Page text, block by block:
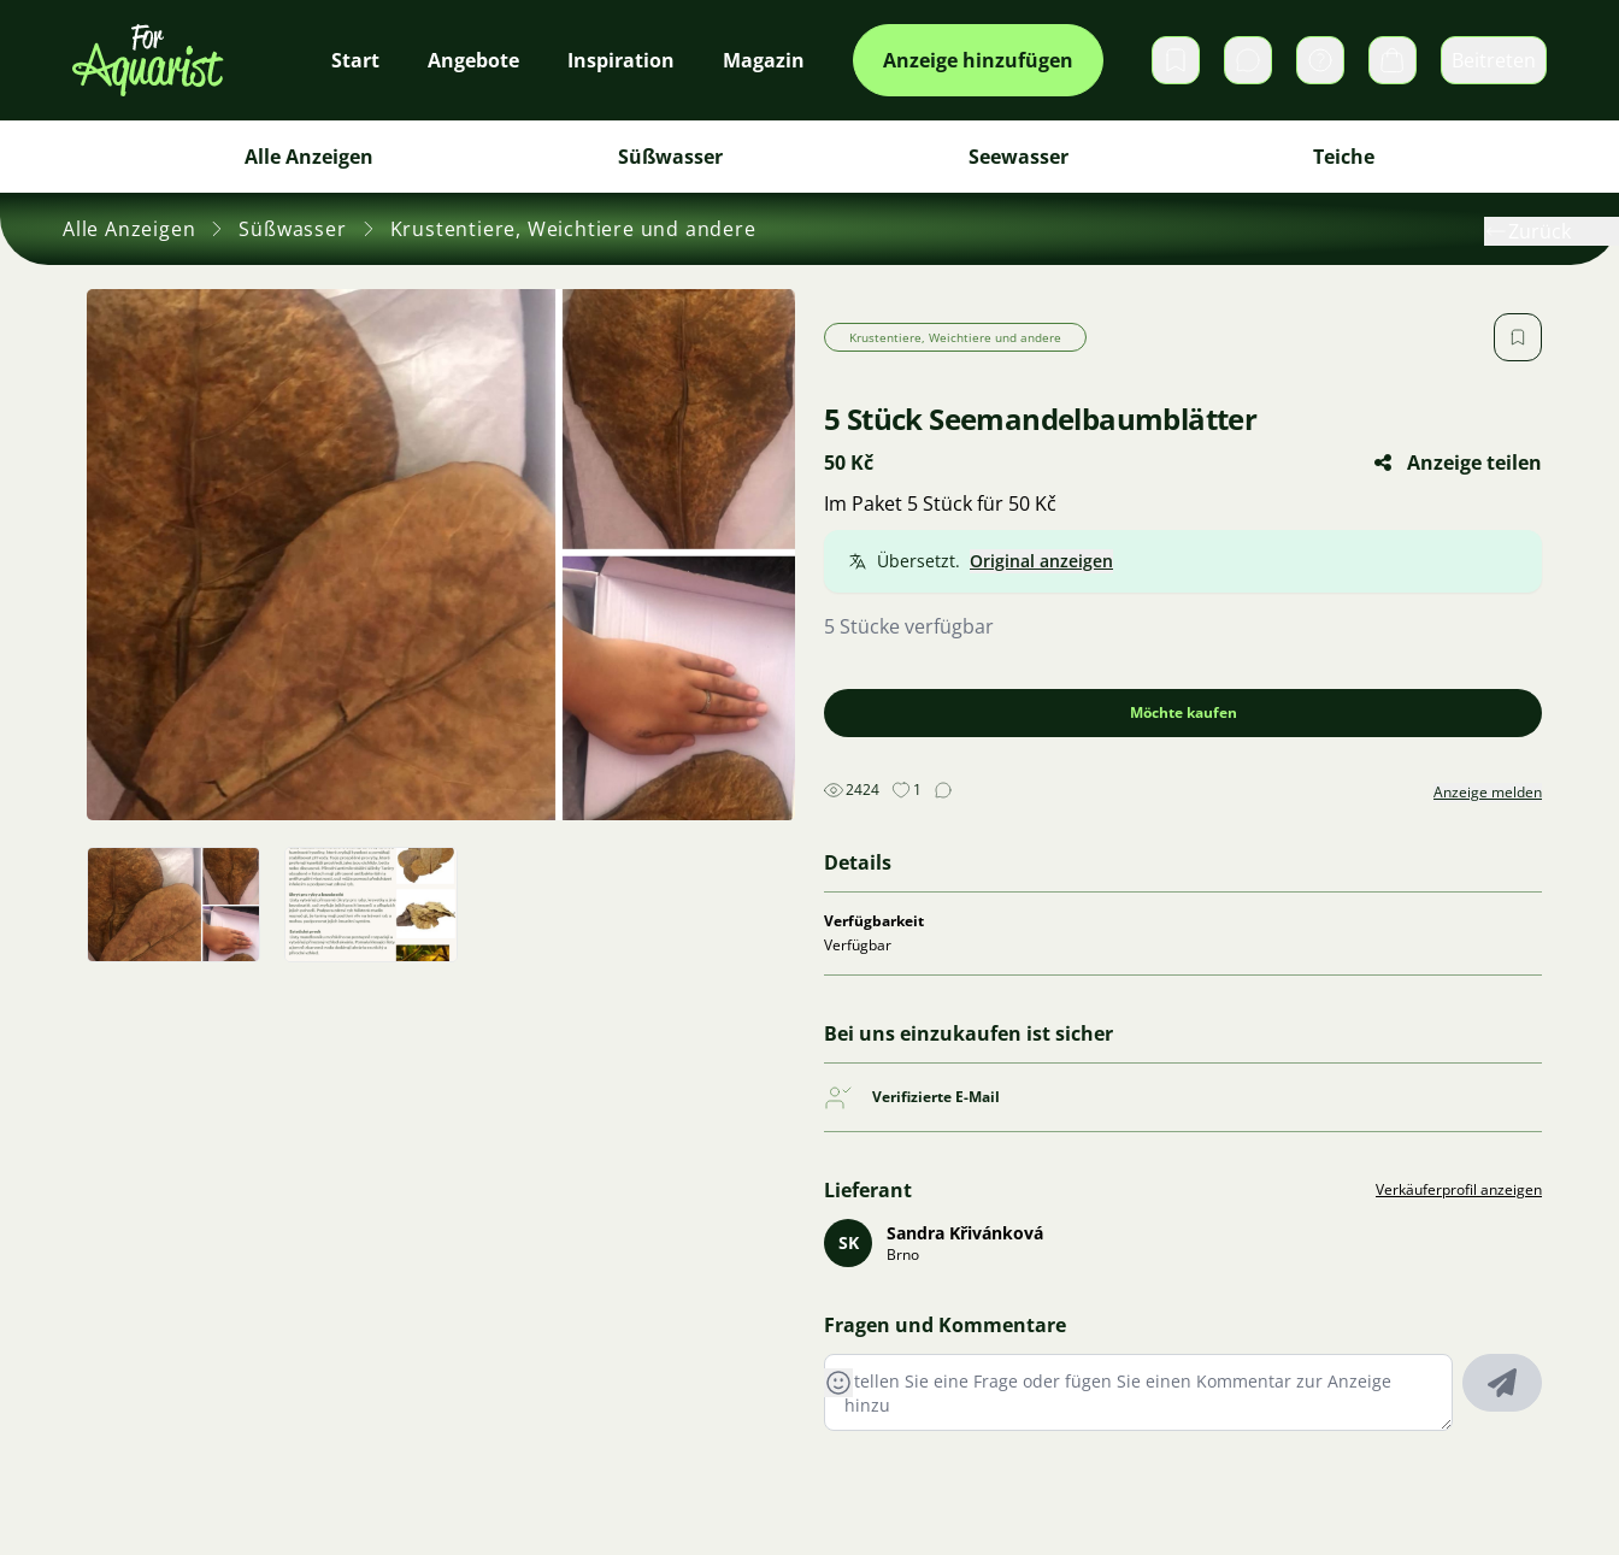
Start Angebote Inspiration Magazin Anzeige hinzufügen DirektnachrichtenWarenkorb
Alle Anzeigen Süßwasser Seewasser Teiche
Alle Anzeigen Süßwasser Krustentiere, Weichtiere und andere
Krustentiere, Weichtiere und andere
5 Stück Seemandelbaumblätter
50 Kč
Anzeige teilen
Im Paket 5 Stück für 50 Kč
Übersetzt. Original anzeigen
5 Stücke verfügbar
Möchte kaufen
2424 1 Anzeige melden
Details
Verfügbarkeit
Verfügbar
Bei uns einzukaufen ist sicher
Verifizierte E-Mail
Lieferant Verkäuferprofil anzeigen
SK Sandra Křivánková
Brno
Fragen und Kommentare